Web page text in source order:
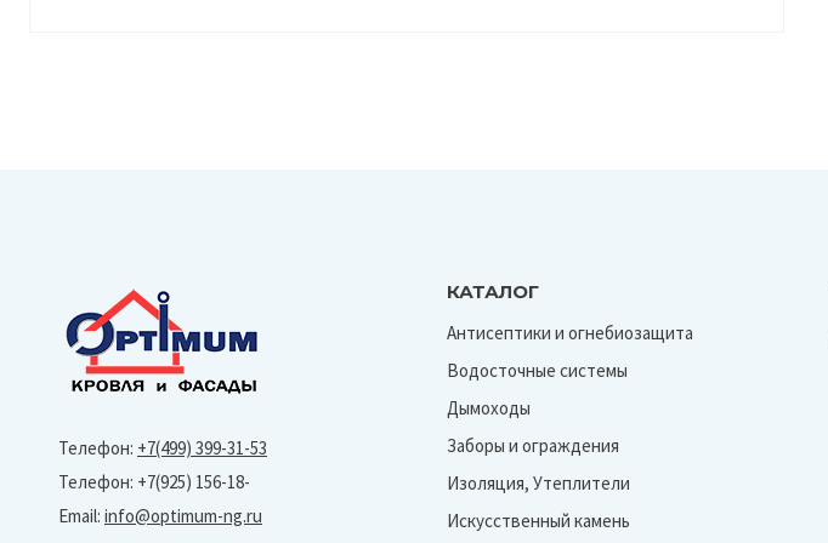
Телефон: +7(499) 399-31-53
Телефон: +7(925) 156-18-
Email: info@optimum-ng.ru
КАТАЛОГ
Антисептики и огнебиозащита
Водосточные системы
Дымоходы
Заборы и ограждения
Изоляция, Утеплители
Искусственный камень